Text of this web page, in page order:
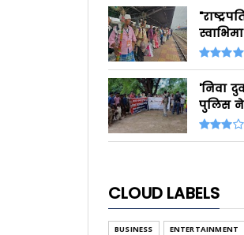
'निवा
पुलिस ने
CLOUD LABELS
BUSINESS ENTERTAINMENT